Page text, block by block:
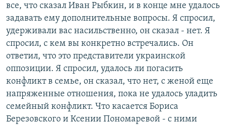
все, что сказал Иван Рыбкин, и в конце мне удалось
задавать ему дополнительные вопросы. Я спросил,
удерживали вас насильственно, он сказал - нет. Я
спросил, с кем вы конкретно встречались. Он
ответил, что это представители украинской
оппозиции. Я спросил, удалось ли погасить
конфликт в семье, он сказал, что нет, с женой еще
напряженные отношения, пока не удалось уладить
семейный конфликт. Что касается Бориса
Березовского и Ксении Пономаревой - с ними